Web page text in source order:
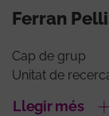
Ferran
Cap de grup
Unitat de
Llegir més